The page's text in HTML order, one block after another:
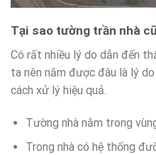
Tại sao tường trần nhà
Có rất nhiều lý do dẫn đến
ta nên nắm được đâu là lý
cách xử lý hiệu quả.
Tường nhà nằm trong
Trong nhà có hệ thống